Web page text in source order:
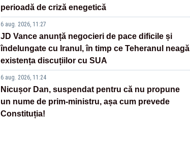
perioadă de criză enegetică
6 aug. 2026, 11:27
JD Vance anunță negocieri de pace dificile și
îndelungate cu Iranul, în timp ce Teheranul neagă
existența discuțiilor cu SUA
6 aug. 2026, 11:24
Nicușor Dan, suspendat pentru că nu propune
un nume de prim-ministru, așa cum prevede
Constituția!